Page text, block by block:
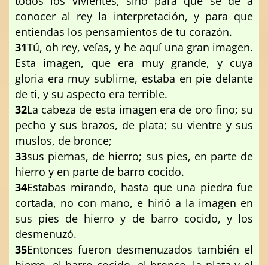
conocer al rey la interpretación, y para que
entiendas los pensamientos de tu corazón.
31Tú, oh rey, veías, y he aquí una gran imagen.
Esta imagen, que era muy grande, y cuya
gloria era muy sublime, estaba en pie delante
de ti, y su aspecto era terrible.
32La cabeza de esta imagen era de oro fino; su
pecho y sus brazos, de plata; su vientre y sus
muslos, de bronce;
33sus piernas, de hierro; sus pies, en parte de
hierro y en parte de barro cocido.
34Estabas mirando, hasta que una piedra fue
cortada, no con mano, e hirió a la imagen en
sus pies de hierro y de barro cocido, y los
desmenuzó.
35Entonces fueron desmenuzados también el